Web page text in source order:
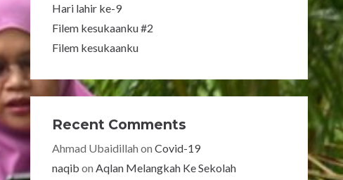
Hari lahir ke-9
Filem kesukaanku #2
Filem kesukaanku
Recent Comments
Ahmad Ubaidillah onCovid-19
naqib onAqlan Melangkah Ke Sekolah